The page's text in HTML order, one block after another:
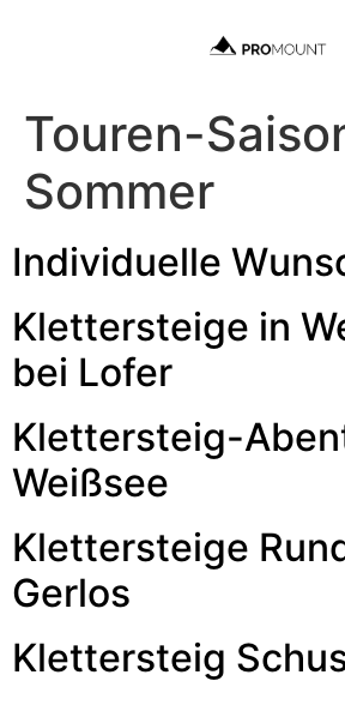
Touren-
Sommer
Individuelle
Klettersteige in
bei Lofer
Klettersteig-
Weißsee
Klettersteige
Gerlos
Klettersteig